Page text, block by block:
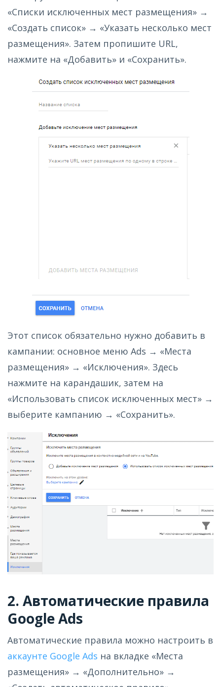
«Списки исключенных мест размещения» →
«Создать список» → «Указать несколько мест
размещения». Затем пропишите URL,
нажмите на «Добавить» и «Сохранить».
Этот список обязательно нужно добавить в
кампании: основное меню Ads → «Места
размещения» → «Исключения». Здесь
нажмите на карандашик, затем на
«Использовать список исключенных мест» →
выберите кампанию → «Сохранить».
2. Автоматические правила
Google Ads
Автоматические правила можно настроить в
аккаунте Google Ads на вкладке «Места
размещения» → «Дополнительно» →